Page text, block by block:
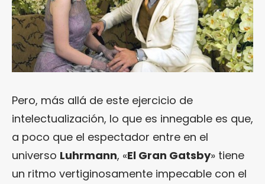
Pero, más allá de este ejercicio de
intelectualización, lo que es innegable es que,
a poco que el espectador entre en el
universo Luhrmann, «El Gran Gatsby» tiene
un ritmo vertiginosamente impecable con el